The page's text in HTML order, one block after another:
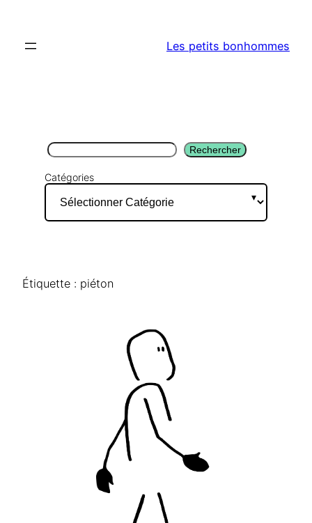
contenu
Les petits bonhommes
Rechercher Rechercher
Catégories
Étiquette : piéton